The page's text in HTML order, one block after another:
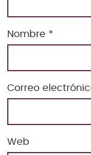
Nombre *
Correo
Web